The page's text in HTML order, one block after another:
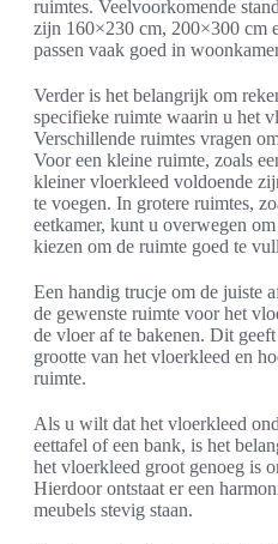
ruimtes. Veelvoorkomende
zijn 160×230 cm, 200×300 cm
passen vaak goed in
Verder is het belangrijk om
specifieke ruimte waarin u het
Verschillende ruimtes vragen
Voor een kleine ruimte, zoals
kleiner vloerkleed voldoende
te voegen. In grotere ruimtes,
eetkamer, kunt u overwegen
kiezen om de ruimte goed te
Een handig trucje om de juiste
de gewenste ruimte voor het
de vloer af te bakenen. Dit
grootte van het vloerkleed en
ruimte.
Als u wilt dat het vloerkleed
eettafel of een bank, is het
het vloerkleed groot genoeg is
Hierdoor ontstaat er een
meubels stevig staan.